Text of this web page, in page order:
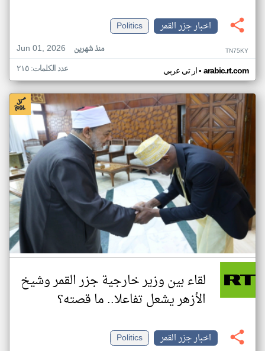
اخبار جزر القمر
Politics
Jun 01, 2026
منذ شهرين TN75KY
ار تي عربي• arabic.rt.com عدد الكلمات: ٢١٥
لقاء بين وزير خارجية جزر القمر وشيخ
الأزهر يشعل تفاعلا.. ما قصته؟
اخبار جزر القمر
Politics